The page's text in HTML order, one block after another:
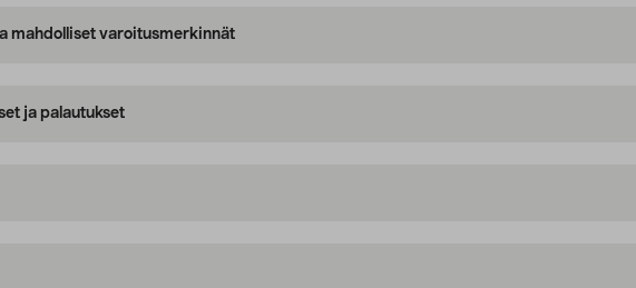
mahdolliset varoitusmerkinnät
ja palautukset